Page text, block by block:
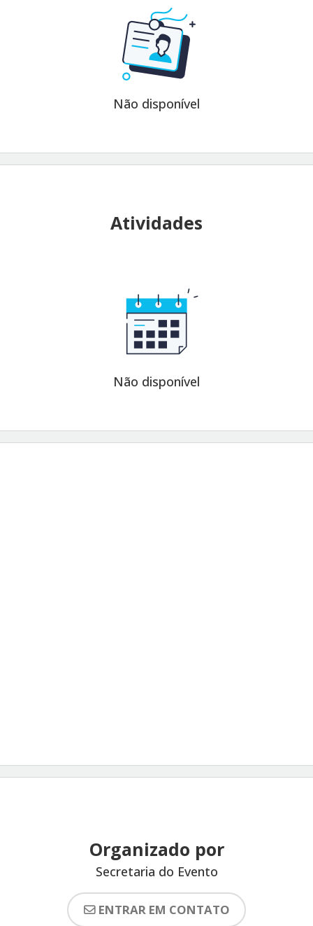
Não disponível
Atividades
Não disponível
Organizado por
Secretaria do Evento
ENTRAR EM CONTATO